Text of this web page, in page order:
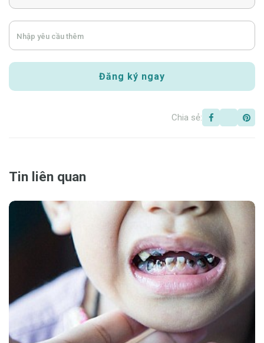
Chia sẻ:
Tin liên quan